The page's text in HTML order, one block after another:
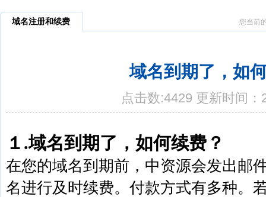
域名注册和续费 您当前
域名到期了，如
点击数:4429 更新时间：
１.域名到期了，如何续费？
在您的域名到期前，中资源会发出邮
名进行及时续费。付款方式有多种。